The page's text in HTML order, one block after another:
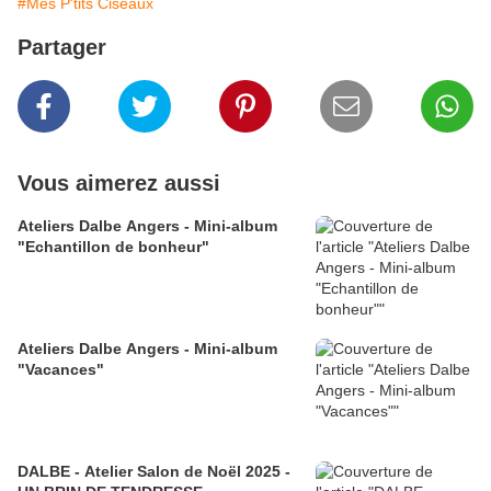
Partager
Vous aimerez aussi
Ateliers Dalbe Angers - Mini-album
"Echantillon de bonheur"
Ateliers Dalbe Angers - Mini-album
"Vacances"
DALBE - Atelier Salon de Noël 2025 -